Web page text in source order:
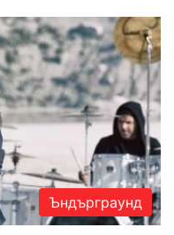
Ъндърграунд